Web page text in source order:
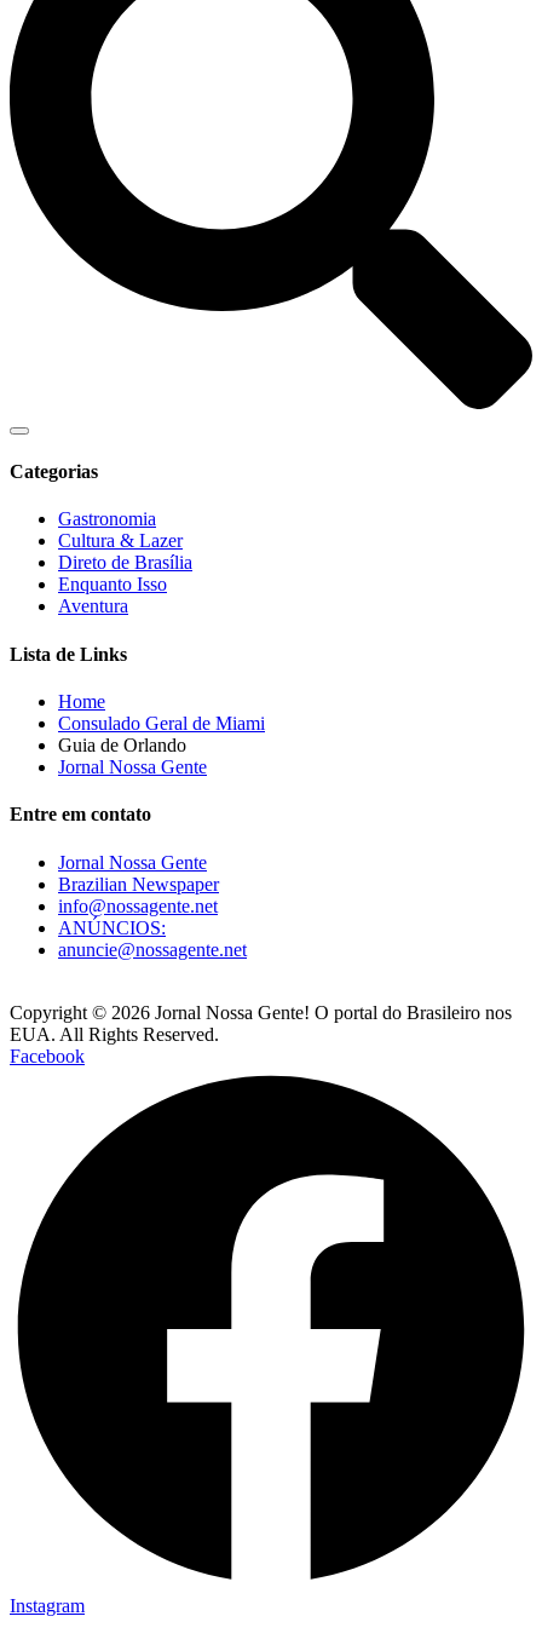
Categorias
Gastronomia
Cultura & Lazer
Direto de Brasília
Enquanto Isso
Aventura
Lista de Links
Home
Consulado Geral de Miami
Guia de Orlando
Jornal Nossa Gente
Entre em contato
Jornal Nossa Gente
Brazilian Newspaper
info@nossagente.net
ANÚNCIOS:
anuncie@nossagente.net
Copyright © 2026 Jornal Nossa Gente! O portal do Brasileiro nos
EUA. All Rights Reserved.
Facebook
Instagram